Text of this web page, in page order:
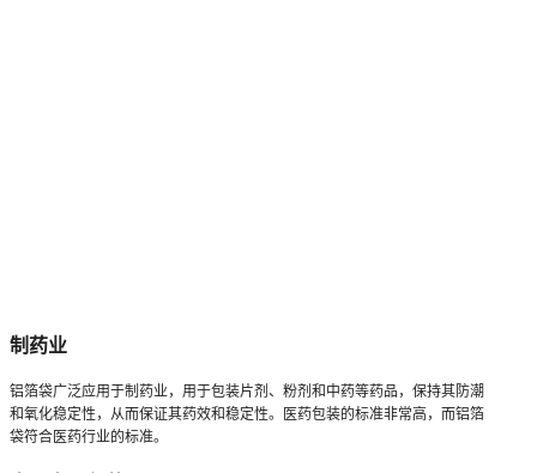
制药业
铝箔袋广泛应用于制药业，用于包装片剂、粉剂和中药等药品，保持其防潮
和氧化稳定性，从而保证其药效和稳定性。医药包装的标准非常高，而铝箔
袋符合医药行业的标准。